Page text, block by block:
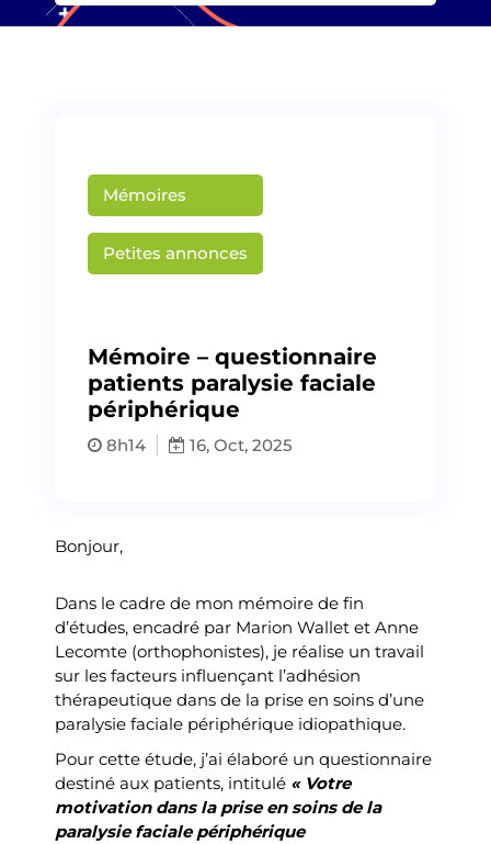
Mémoires
Petites annonces
Mémoire – questionnaire
patients paralysie faciale
périphérique
8h14 16, Oct, 2025
Bonjour,
Dans le cadre de mon mémoire de fin
d’études, encadré par Marion Wallet et Anne
Lecomte (orthophonistes), je réalise un travail
sur les facteurs influençant l’adhésion
thérapeutique dans de la prise en soins d’une
paralysie faciale périphérique idiopathique.
Pour cette étude, j’ai élaboré un questionnaire
destiné aux patients, intitulé « Votre
motivation dans la prise en soins de la
paralysie faciale périphérique